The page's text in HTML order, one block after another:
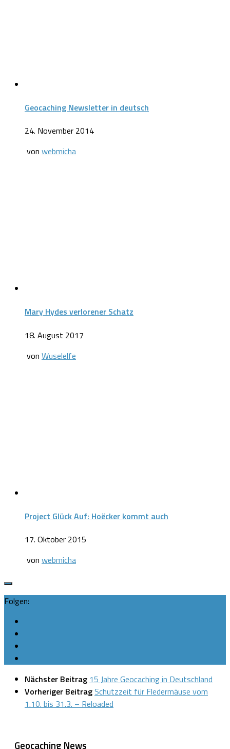
Geocaching Newsletter in deutsch
24. November 2014
von webmicha
Mary Hydes verlorener Schatz
18. August 2017
von Wuselelfe
Project Glück Auf: Hoëcker kommt auch
17. Oktober 2015
von webmicha
Folgen:
Nächster Beitrag 15 Jahre Geocaching in Deutschland
Vorheriger BeitragSchutzzeit für Fledermäuse vom
1.10. bis 31.3. – Reloaded
Geocaching News